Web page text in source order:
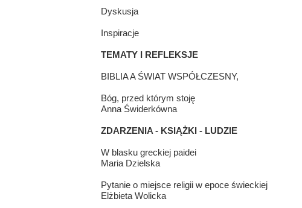
Dyskusja
Inspiracje
TEMATY I REFLEKSJE
BIBLIA A ŚWIAT WSPÓŁCZESNY,
Bóg, przed którym stoję
Anna Świderkówna
ZDARZENIA - KSIĄŻKI - LUDZIE
W blasku greckiej paidei
Maria Dzielska
Pytanie o miejsce religii w epoce świeckiej
Elżbieta Wolicka